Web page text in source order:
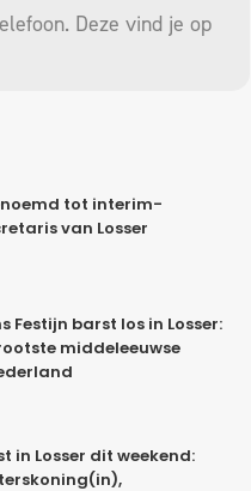
Deze vind je op
tot interim-
van Losser
Festijn barst los in Losser:
middeleeuwse
in Losser dit weekend: